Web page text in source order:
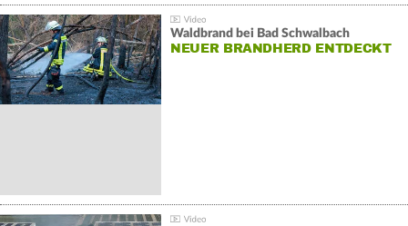
Waldbrand bei Bad Schwalbach
NEUER BRANDHERD ENTDECKT